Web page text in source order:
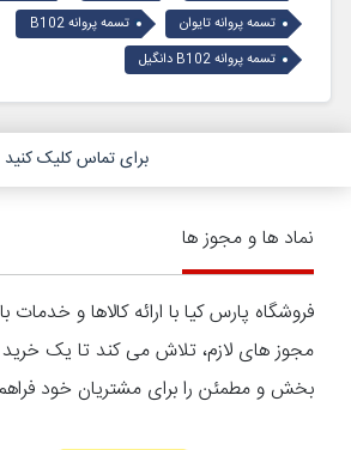
تسمه پروانه تایوان
تسمه پروانه B102
تسمه پروانه B102 دانگیل
برای تماس کلیک کنید
نماد ها و مجوز ها
فروشگاه پارس کیا با ارائه کالاها و
مجوز های لازم، تلاش می کند تا یک خرید
بخش و مطمئن را برای مشتریان خود